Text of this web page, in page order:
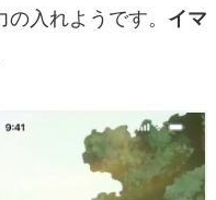
入れようです。 イマ